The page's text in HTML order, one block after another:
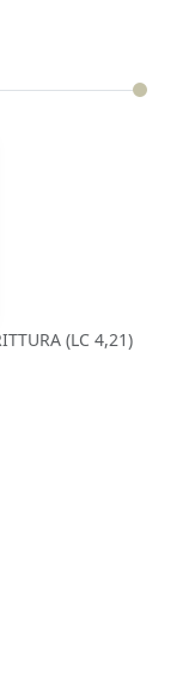
(LC 4,21)